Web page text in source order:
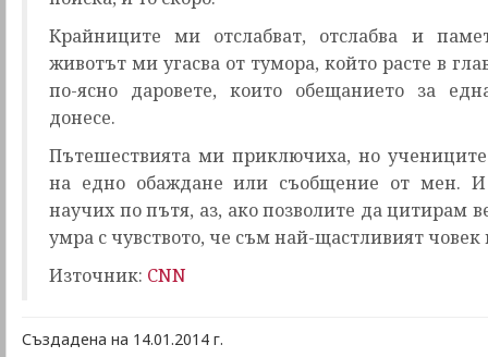
Крайниците ми отслабват, отслабва и
животът ми угасва от тумора, който расте в
по-ясно даровете, които обещанието за
донесе.
Пътешествията ми приключиха, но
на едно обаждане или съобщение от мен. И
научих по пътя, аз, ако позволите да цитирам
умра с чувството, че съм най-щастливият човек
Източник: CNN
Създадена на 14.01.2014 г.